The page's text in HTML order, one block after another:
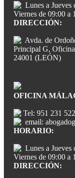
Lunes a Jueves
Viernes de 09:00 a
DIRECCIÓN:
Avda. de
Principal G,
24001 (LEÓN)
OFICINA
Tel: 951 231 522
email:
HORARIO:
Lunes a Jueves
Viernes de 09:00 a
DIRECCIÓN: